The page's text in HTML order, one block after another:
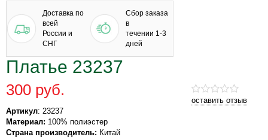
Доставка по
всей
России и
СНГ
Сбор заказа
в
течении 1-3
дней
Платье 23237
оставить отзыв
300 руб.
Артикул: 23237
Материал: 100% полиэстер
Страна производитель: Китай